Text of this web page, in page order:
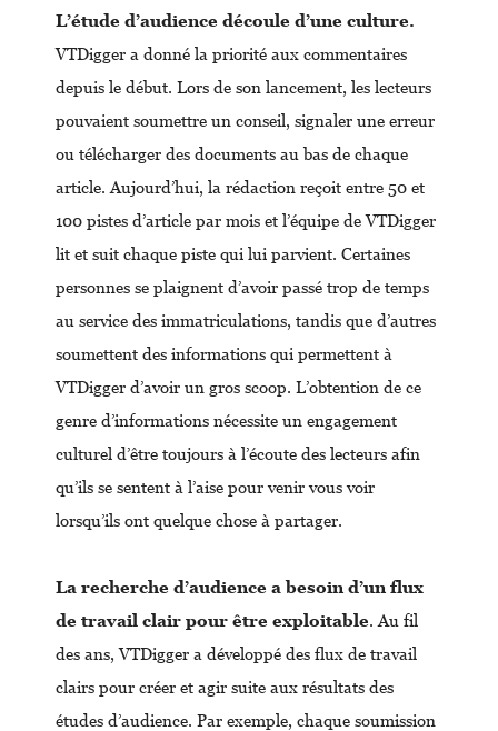
L’étude d’audience découle d’une culture.
VTDigger a donné la priorité aux commentaires
depuis le début. Lors de son lancement, les lecteurs
pouvaient soumettre un conseil, signaler une erreur
ou télécharger des documents au bas de chaque
article. Aujourd’hui, la rédaction reçoit entre 50 et
100 pistes d’article par mois et l’équipe de VTDigger
lit et suit chaque piste qui lui parvient. Certaines
personnes se plaignent d’avoir passé trop de temps
au service des immatriculations, tandis que d’autres
soumettent des informations qui permettent à
VTDigger d’avoir un gros scoop. L’obtention de ce
genre d’informations nécessite un engagement
culturel d’être toujours à l’écoute des lecteurs afin
qu’ils se sentent à l’aise pour venir vous voir
lorsqu’ils ont quelque chose à partager.
La recherche d’audience a besoin d’un flux
de travail clair pour être exploitable. Au fil
des ans, VTDigger a développé des flux de travail
clairs pour créer et agir suite aux résultats des
études d’audience. Par exemple, chaque soumission